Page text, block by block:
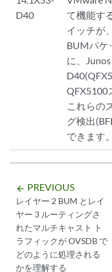
D40
て機能す
イッチが
BUMパケ
に、
QFX5100
これらの
グ検出
できます。
arrow_backward PREVIOUS
レイヤー 2 BUM とレイ
ヤー 3 ルーティングさ
れたマルチキャスト ト
ラフィックが OVSDB で
どのように処理される
かを理解する